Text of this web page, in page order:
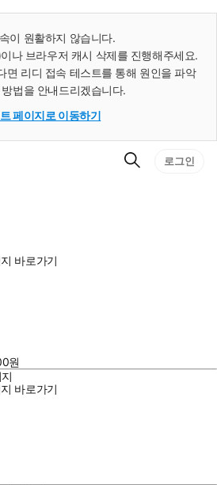
이 원활하지 않습니다.
나 브라우저 캐시 삭제를 진행해주세요.
면 리디 접속 테스트를 통해 원인을 파악
법을 안내드리겠습니다.
페이지로 이동하기
검
로그인
바로가기
원
바로가기